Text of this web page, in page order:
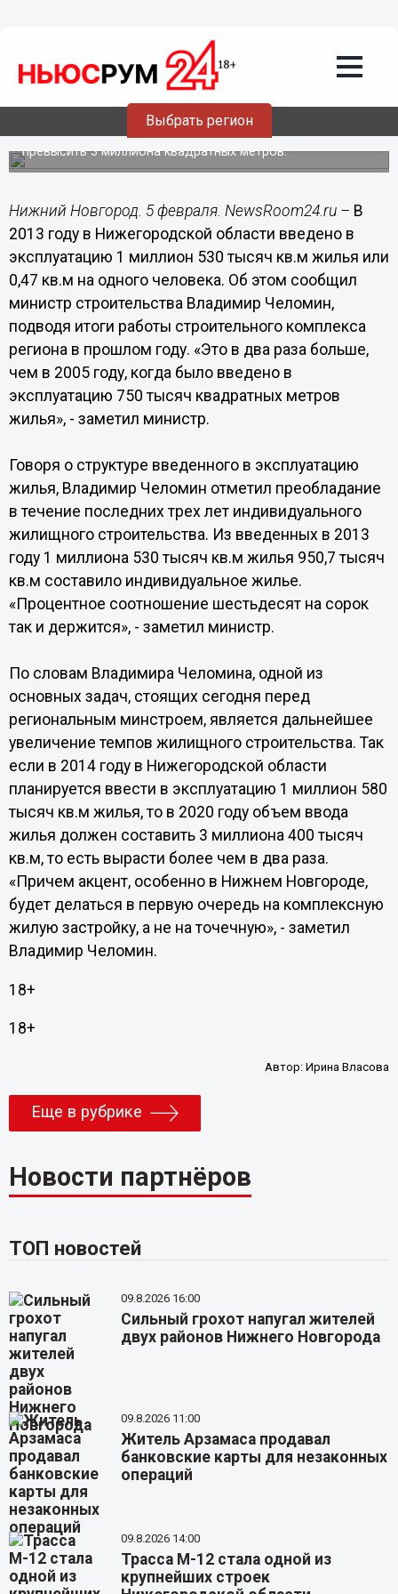
Выбрать регион
В 2013 году в Нижегородской области
введено в эксплуатацию более 1,5
миллионов квадратных метров жилья
К 2020 году объем ввода жилья в регионе должен
превысить 3 миллиона квадратных метров.
Нижний Новгород. 5 февраля. NewsRoom24.ru – В
2013 году в Нижегородской области введено в
эксплуатацию 1 миллион 530 тысяч кв.м жилья или
0,47 кв.м на одного человека. Об этом сообщил
министр строительства Владимир Челомин,
подводя итоги работы строительного комплекса
региона в прошлом году. «Это в два раза больше,
чем в 2005 году, когда было введено в
эксплуатацию 750 тысяч квадратных метров
жилья», - заметил министр.
Говоря о структуре введенного в эксплуатацию
жилья, Владимир Челомин отметил преобладание
в течение последних трех лет индивидуального
жилищного строительства. Из введенных в 2013
году 1 миллиона 530 тысяч кв.м жилья 950,7 тысяч
кв.м составило индивидуальное жилье.
«Процентное соотношение шестьдесят на сорок
так и держится», - заметил министр.
По словам Владимира Челомина, одной из
основных задач, стоящих сегодня перед
региональным минстроем, является дальнейшее
увеличение темпов жилищного строительства. Так
если в 2014 году в Нижегородской области
планируется ввести в эксплуатацию 1 миллион 580
тысяч кв.м жилья, то в 2020 году объем ввода
жилья должен составить 3 миллиона 400 тысяч
кв.м, то есть вырасти более чем в два раза.
«Причем акцент, особенно в Нижнем Новгороде,
будет делаться в первую очередь на комплексную
жилую застройку, а не на точечную», - заметил
Владимир Челомин.
18+
18+
Автор:Ирина Власова
Еще в рубрике
Новости партнёров
ТОП новостей
09.8.2026 16:00
Сильный грохот напугал жителей
двух районов Нижнего Новгорода
09.8.2026 11:00
Житель Арзамаса продавал
банковские карты для незаконных
операций
09.8.2026 14:00
Трасса М-12 стала одной из
крупнейших строек